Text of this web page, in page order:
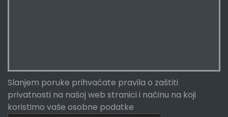
Slanjem poruke prihvaćate pravila o zaštiti
privatnosti na našoj web stranici i načinu na koji
koristimo vaše osobne podatke